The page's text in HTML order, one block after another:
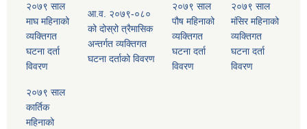
२०७९ साल
माघ महिनाको
व्यक्तिगत
घटना दर्ता
विवरण
आ.व. २०७९-०८०
को दोस्रो त्रैमासिक
अन्तर्गत व्यक्तिगत
घटना दर्ताको विवरण
२०७९ साल
पौष महिनाको
व्यक्तिगत
घटना दर्ता
विवरण
२०७९ साल
मंसिर महिनाको
व्यक्तिगत
घटना दर्ता
विवरण
२०७९ साल
कार्तिक
महिनाको